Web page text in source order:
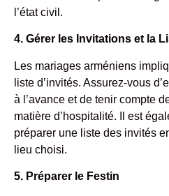
l’état civil.
4. Gérer les Invitations et la
Les mariages arméniens
liste d’invités. Assurez-vous
à l’avance et de tenir compte
matière d’hospitalité. Il est
préparer une liste des invités
lieu choisi.
5. Préparer le Festin